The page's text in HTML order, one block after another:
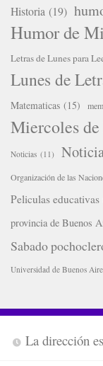
Historia (19)
Humor de
Letras de Lunes para
Lunes de
Matematicas (15)
Miercoles
Noticias (11)
Organización de las
Peliculas educativas
provincia de Buenos
Sabado
Universidad de Buenos
La dirección